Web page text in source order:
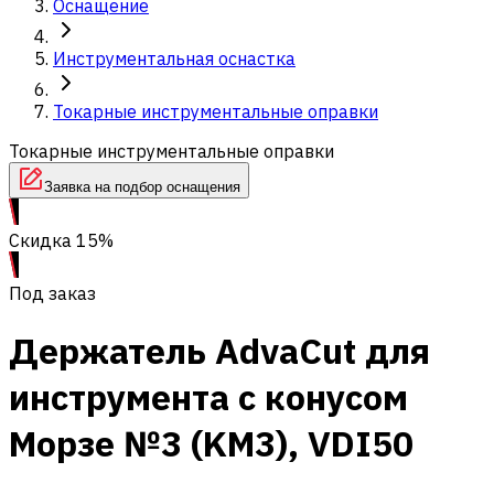
Оснащение
Инструментальная оснастка
Токарные инструментальные оправки
Токарные инструментальные оправки
Заявка на подбор оснащения
Скидка 15%
Под заказ
Держатель AdvaCut для
инструмента с конусом
Морзе №3 (KM3), VDI50